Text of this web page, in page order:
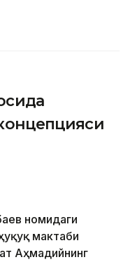
номидаги
мактаби
Аҳмадийнинг